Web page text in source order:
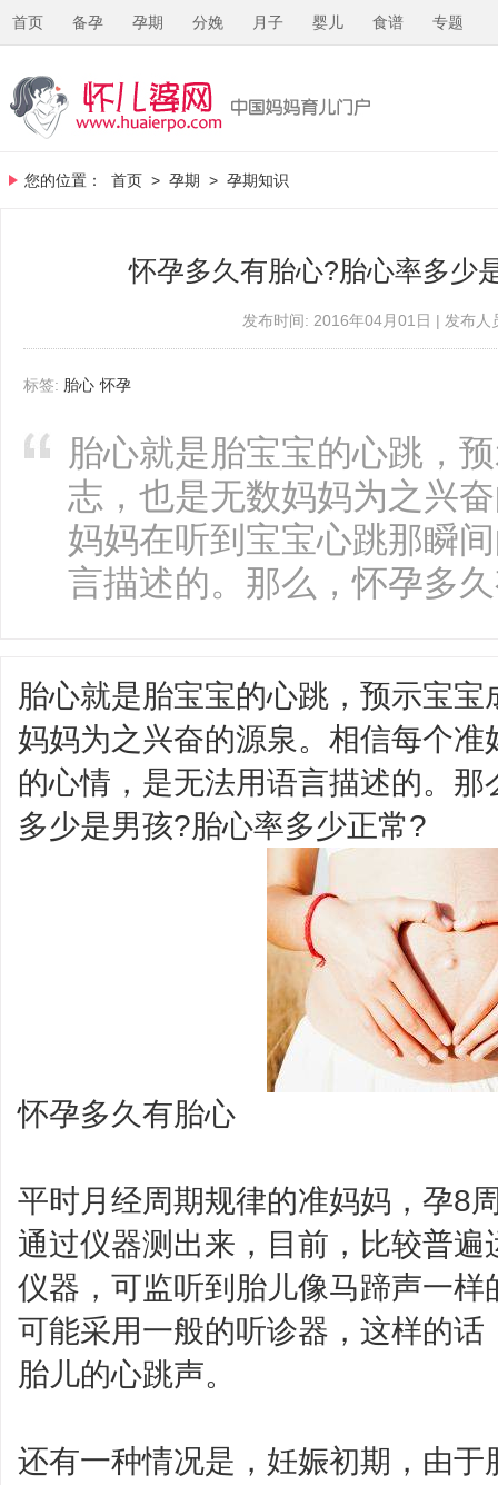
首页 备孕 孕期 分娩 月子 婴儿 食谱 专题
您的位置： 首页 > 孕期 > 孕期知识
怀孕多久有胎心?胎心率多少
发布时间: 2016年04月01日 | 发布
标签: 胎心 怀孕
胎心就是胎宝宝的心跳，
志，也是无数妈妈为之兴
妈妈在听到宝宝心跳那瞬
言描述的。那么，怀孕多
胎心就是胎宝宝的心跳，预示宝
妈妈为之兴奋的源泉。相信每个
的心情，是无法用语言描述的。
多少是男孩?胎心率多少正常?
怀孕多久有胎心
平时月经周期规律的准妈妈，孕8
通过仪器测出来，目前，比较普
仪器，可监听到胎儿像马蹄声一
可能采用一般的听诊器，这样的
胎儿的心跳声。
还有一种情况是，妊娠初期，由